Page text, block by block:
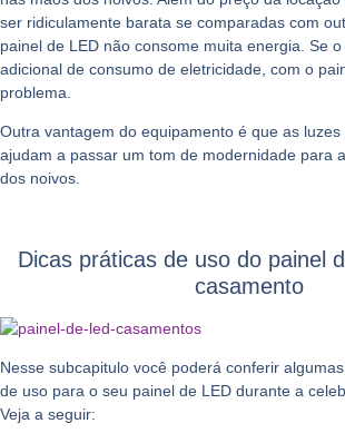
ser ridiculamente barata se comparadas com
painel de LED não consome muita energia. Se
adicional de consumo de eletricidade, com o
problema.
Outra vantagem do equipamento é que as
ajudam a passar um tom de modernidade para
dos noivos.
Dicas práticas de uso do painel
casamento
Nesse subcapitulo você poderá conferir
de uso para o seu painel de LED durante a
Veja a seguir: